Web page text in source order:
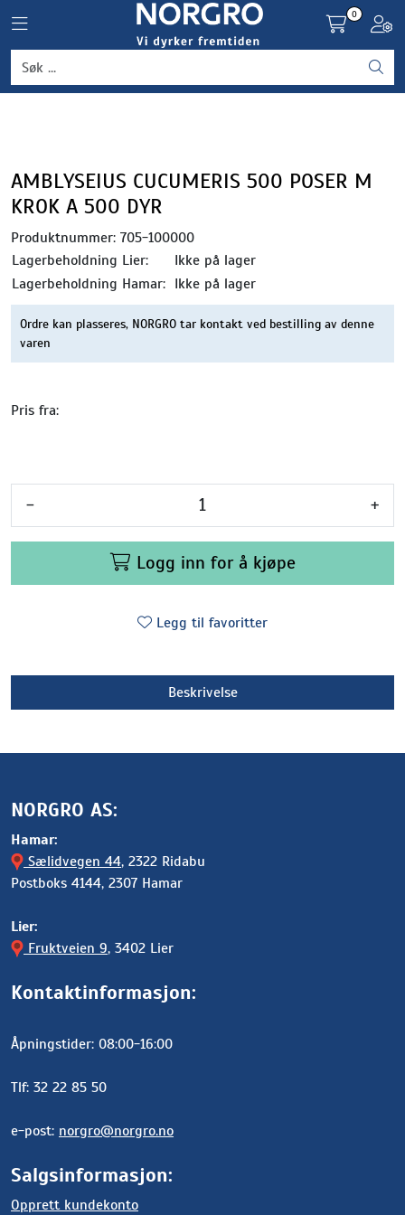
Toggle navigation
0
AMBLYSEIUS CUCUMERIS 500 POSER M
KROK A 500 DYR
Produktnummer: 705-100000
Lagerbeholdning Lier:
Ikke på lager
Lagerbeholdning Hamar: Ikke på lager
Ordre kan plasseres, NORGRO tar kontakt ved bestilling av denne
varen
Pris fra:
- +
Logg inn for å kjøpe
Legg til favoritter
Beskrivelse
NORGRO AS:
Hamar:
Sælidvegen 44, 2322 Ridabu
Postboks 4144, 2307 Hamar
Lier:
Fruktveien 9, 3402 Lier
Kontaktinformasjon:
Åpningstider: 08:00-16:00
Tlf: 32 22 85 50
e-post: norgro@norgro.no
Salgsinformasjon:
Opprett kundekonto
Grønnsaker
Frukt og bær
Blomster, potter og brett
Driftsmidler